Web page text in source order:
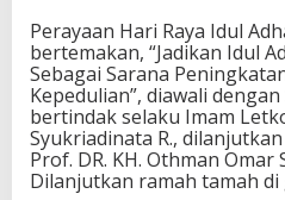
Perayaan Hari Raya Idul
bertemakan, “Jadikan Idul
Sebagai Sarana
Kepedulian”, diawali
bertindak selaku Imam
Syukriadinata R.,
Prof. DR. KH. Othman Omar
Dilanjutkan ramah tamah di